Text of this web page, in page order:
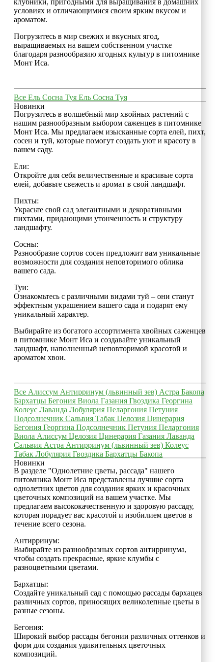
клубники, пригодными для выращивания в домашних
условиях и отличающимися своим ярким вкусом и
ароматом.
Погрузитесь в мир свежих и вкусных ягод,
выращиваемых на вашем собственном участке
благодаря разнообразию ягодных культур в питомнике
Монт Иса.
Все Ель Сосна Туя Ель Сосна Туя
Новинки
Погрузитесь в волшебный мир хвойных растений с
нашим разнообразным выбором саженцев в питомнике
Монт Иса. Мы предлагаем изысканные сорта елей, пихт,
сосен и туй, которые помогут создать уют и красоту в
вашем саду.
Ели:
Откройте для себя величественные и красивые сорта
елей, добавьте свежесть и аромат в свой ландшафт.
Пихты:
Украсьте свой сад элегантными и декоративными
пихтами, придающими утонченность и структуру
ландшафту.
Сосны:
Разнообразие сортов сосен предложит вам уникальные
возможности для создания неповторимого облика
вашего сада.
Туи:
Ознакомьтесь с различными видами туй – они станут
эффектным украшением вашего сада и подарят ему
уникальный характер.
Выбирайте из богатого ассортимента хвойных саженцев
в питомнике Монт Иса и создавайте уникальный
ландшафт, наполненный неповторимой красотой и
ароматом хвои.
Все Алиссум Антирринум (львинный зев) Астра Бакопа
Бархатцы Бегония Виола Газания Гвоздика Георгина
Колеус Лаванда Лобулярия Пеларгония Петуния
Подсолнечник Сальвия Табак Целозия Цинерария
Бегония Георгина Подсолнечник Петуния Пеларгония
Виола Алиссум Целозия Цинерария Газания Лаванда
Сальвия Астра Антирринум (львинный зев) Колеус
Табак Лобулярия Гвоздика Бархатцы Бакопа
Новинки
В разделе "Однолетние цветы, рассада" нашего
питомника Монт Иса представлены лучшие сорта
однолетних цветов для создания ярких и красочных
цветочных композиций на вашем участке. Мы
предлагаем высококачественную и здоровую рассаду,
которая порадует вас красотой и изобилием цветов в
течение всего сезона.
Антирринум:
Выбирайте из разнообразных сортов антирринума,
чтобы создать прекрасные, яркие клумбы с
разноцветными цветами.
Бархатцы:
Создайте уникальный сад с помощью рассады бархацев
различных сортов, приносящих великолепные цветы в
разные сезоны.
Бегония:
Широкий выбор рассады бегонии различных оттенков и
форм для создания удивительных цветочных
композиций.